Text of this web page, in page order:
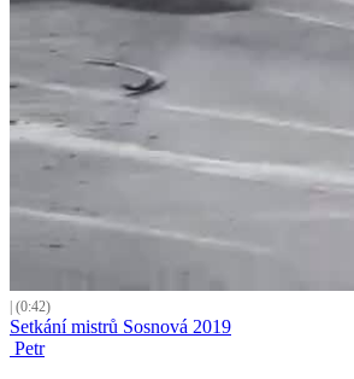
| (0:42)
Setkání mistrů Sosnová 2019
Petr